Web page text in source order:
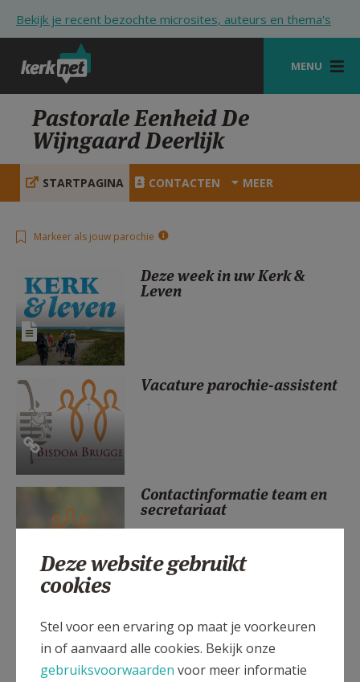
Bekijk je recent bezochte microsites, auteurs en thema's
MENU
STARTPAGINA
KERK
VIERINGEN
ZOEKEN
HULP
STARTPAGINA PORTAAL
MIJN PAROCHIE
AANMELDEN OF REGISTREREN
Pastorale Eenheid De
Wijngaard Deerlijk
STARTPAGINA CONTACTEN MEER
Markeer als jouw parochie
Deze week in uw Kerk &
Leven
Vacature parochie-assistent
Contactinformatie team en
secretariaat
Deze website gebruikt
cookies
Stel voor een ervaring op maat je voorkeuren
in of aanvaard alle cookies. Bekijk onze
gebruiksvoorwaarden voor meer informatie